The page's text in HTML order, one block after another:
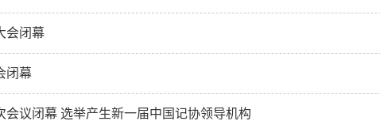
会闭幕
闭幕
会议闭幕 选举产生新一届中国记协领导机构